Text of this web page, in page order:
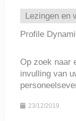
Lezingen en
Profile
Op zoek naar
invulling van
23/12/2019